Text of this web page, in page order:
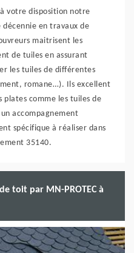
votre disposition notre
décennie en travaux de
maitrisent les
de tuiles en assurant
les tuiles de différentes
romane…). Ils excellent
plates comme les tuiles de
accompagnement
spécifique à réaliser dans
35140.
toit par MN-PROTEC à